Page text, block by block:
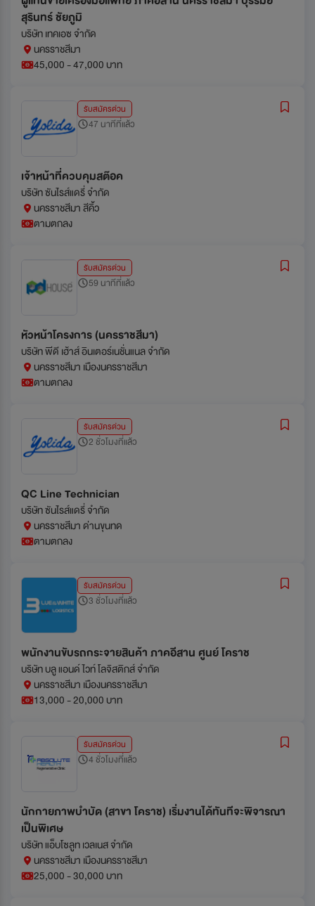
สุรินทร์ ชัยภูมิ
บริษัท เทคเอซ จำกัด
นครราชสีมา
45,000 - 47,000 บาท
รับสมัครด่วน
47 นาทีที่แล้ว
เจ้าหน้าที่ควบคุมสต๊อค
บริษัท ซันไรส์แดรี่ จำกัด
นครราชสีมา สีคิ้ว
ตามตกลง
รับสมัครด่วน
59 นาทีที่แล้ว
หัวหน้าโครงการ (นครราชสีมา)
บริษัท พีดี เฮ้าส์ อินเตอร์เนชั่นแนล จำกัด
นครราชสีมา เมืองนครราชสีมา
ตามตกลง
รับสมัครด่วน
2 ชั่วโมงที่แล้ว
QC Line Technician
บริษัท ซันไรส์แดรี่ จำกัด
นครราชสีมา ด่านขุนทด
ตามตกลง
รับสมัครด่วน
3 ชั่วโมงที่แล้ว
พนักงานขับรถกระจายสินค้า ภาคอีสาน ศูนย์ โคราช
บริษัท บลู แอนด์ ไวท์ โลจิสติกส์ จำกัด
นครราชสีมา เมืองนครราชสีมา
13,000 - 20,000 บาท
รับสมัครด่วน
4 ชั่วโมงที่แล้ว
นักกายภาพบำบัด (สาขา โคราช) เริ่มงานได้ทันทีจะพิจารณา
เป็นพิเศษ
บริษัท แอ็บโซลูท เวลเนส จำกัด
นครราชสีมา เมืองนครราชสีมา
25,000 - 30,000 บาท